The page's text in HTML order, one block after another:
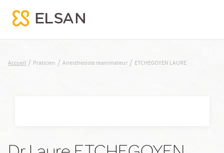
ETCHEGOYEN LAURE
Accueil / Praticien / Anesthesiste reanimateur / ETCHEGOYEN LAURE